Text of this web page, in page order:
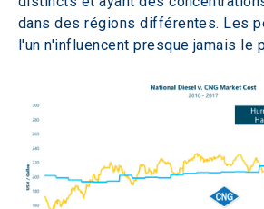
dans des régions différentes. Les
l'un n'influencent presque jamais le